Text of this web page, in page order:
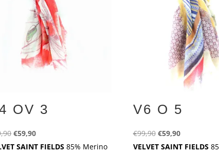
OV 3
Ursprünglicher
Preis
€59,90Aktueller
Preis
SAINT FIELDS85% Merino
V6 O 5
€99,90 Ursprünglicher
Preis
€59,90Aktueller
Preis
VELVET SAINT FIELDS